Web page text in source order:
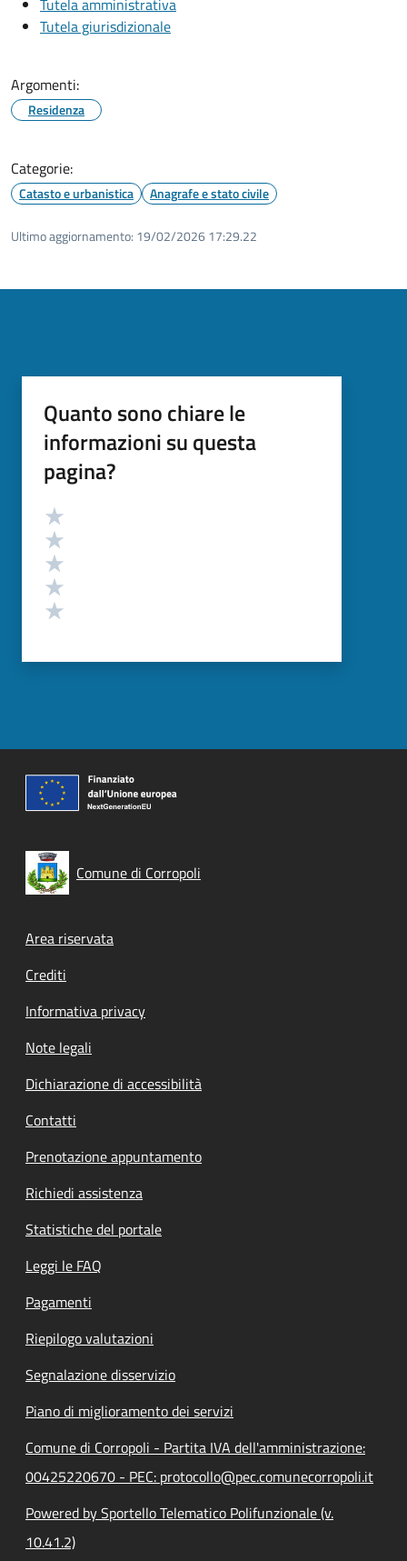
Tutela giurisdizionale
Argomenti:
Residenza
Categorie:
Catasto e urbanistica Anagrafe e stato civile
Ultimo aggiornamento: 19/02/2026 17:29.22
Quanto sono chiare le
informazioni su questa
pagina?
Valutazione
Comune di Corropoli
Footer menu
Area riservata
Crediti
Informativa privacy
Note legali
Dichiarazione di accessibilità
Contatti
Prenotazione appuntamento
Richiedi assistenza
Statistiche del portale
Leggi le FAQ
Pagamenti
Riepilogo valutazioni
Segnalazione disservizio
Piano di miglioramento dei servizi
Comune di Corropoli - Partita IVA dell'amministrazione:
00425220670 - PEC: protocollo@pec.comunecorropoli.it
Powered by Sportello Telematico Polifunzionale (v.
10.41.2)